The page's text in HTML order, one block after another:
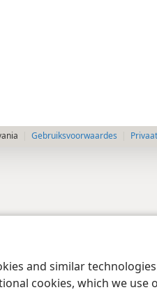
and similar
cookies, which we
Gebruiksvoorwaardes